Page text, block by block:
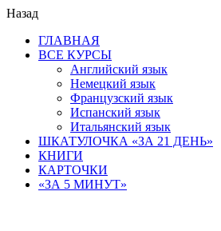
Назад
ГЛАВНАЯ
ВСЕ КУРСЫ
Английский язык
Немецкий язык
Французский язык
Испанский язык
Итальянский язык
ШКАТУЛОЧКА «ЗА 21 ДЕНЬ»
КНИГИ
КАРТОЧКИ
«ЗА 5 МИНУТ»